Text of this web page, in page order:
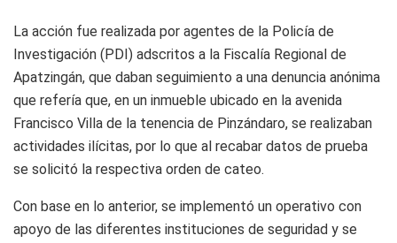
La acción fue realizada por agentes de la Policía de
Investigación (PDI) adscritos a la Fiscalía Regional de
Apatzingán, que daban seguimiento a una denuncia anónima
que refería que, en un inmueble ubicado en la avenida
Francisco Villa de la tenencia de Pinzándaro, se realizaban
actividades ilícitas, por lo que al recabar datos de prueba
se solicitó la respectiva orden de cateo.
Con base en lo anterior, se implementó un operativo con
apoyo de las diferentes instituciones de seguridad y se